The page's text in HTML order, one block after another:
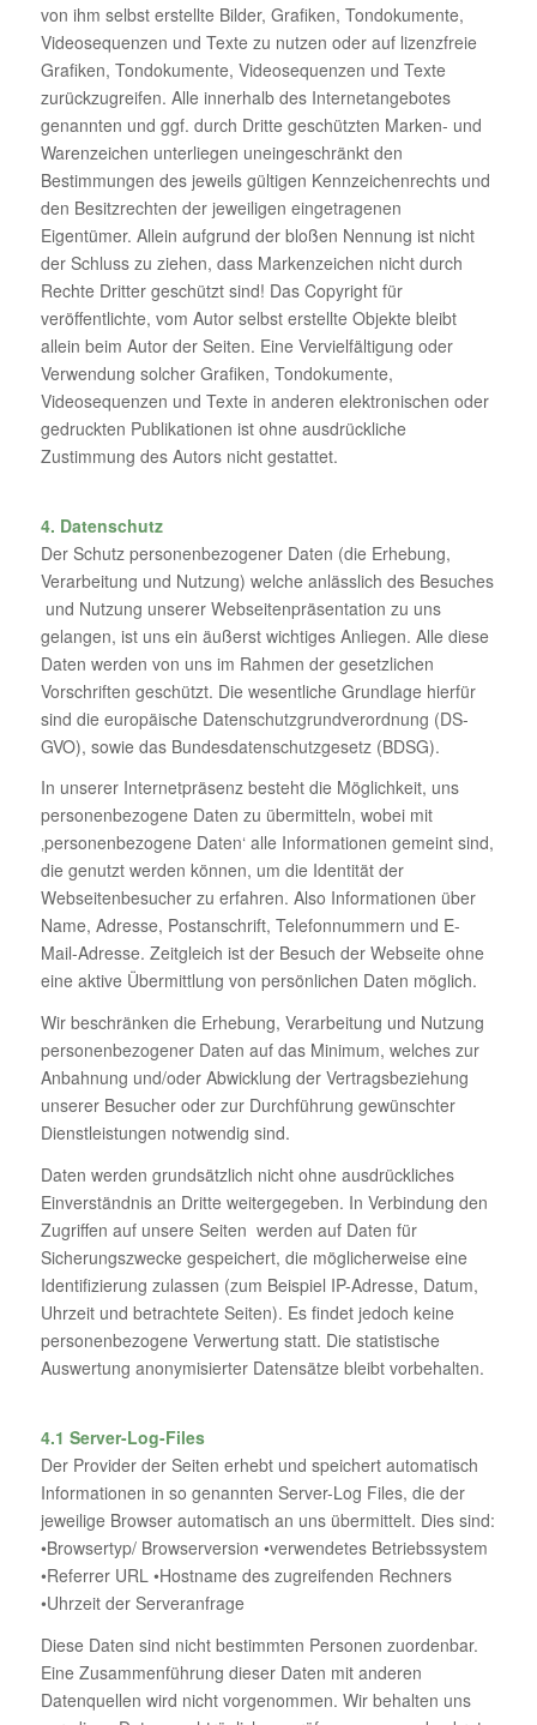
von ihm selbst erstellte Bilder, Grafiken, Tondokumente,
Videosequenzen und Texte zu nutzen oder auf lizenzfreie
Grafiken, Tondokumente, Videosequenzen und Texte
zurückzugreifen. Alle innerhalb des Internetangebotes
genannten und ggf. durch Dritte geschützten Marken- und
Warenzeichen unterliegen uneingeschränkt den
Bestimmungen des jeweils gültigen Kennzeichenrechts und
den Besitzrechten der jeweiligen eingetragenen
Eigentümer. Allein aufgrund der bloßen Nennung ist nicht
der Schluss zu ziehen, dass Markenzeichen nicht durch
Rechte Dritter geschützt sind! Das Copyright für
veröffentlichte, vom Autor selbst erstellte Objekte bleibt
allein beim Autor der Seiten. Eine Vervielfältigung oder
Verwendung solcher Grafiken, Tondokumente,
Videosequenzen und Texte in anderen elektronischen oder
gedruckten Publikationen ist ohne ausdrückliche
Zustimmung des Autors nicht gestattet.
4. Datenschutz
Der Schutz personenbezogener Daten (die Erhebung,
Verarbeitung und Nutzung) welche anlässlich des Besuches
und Nutzung unserer Webseitenpräsentation zu uns
gelangen, ist uns ein äußerst wichtiges Anliegen. Alle diese
Daten werden von uns im Rahmen der gesetzlichen
Vorschriften geschützt. Die wesentliche Grundlage hierfür
sind die europäische Datenschutzgrundverordnung (DS-
GVO), sowie das Bundesdatenschutzgesetz (BDSG).
In unserer Internetpräsenz besteht die Möglichkeit, uns
personenbezogene Daten zu übermitteln, wobei mit
‚personenbezogene Daten‘ alle Informationen gemeint sind,
die genutzt werden können, um die Identität der
Webseitenbesucher zu erfahren. Also Informationen über
Name, Adresse, Postanschrift, Telefonnummern und E-
Mail-Adresse. Zeitgleich ist der Besuch der Webseite ohne
eine aktive Übermittlung von persönlichen Daten möglich.
Wir beschränken die Erhebung, Verarbeitung und Nutzung
personenbezogener Daten auf das Minimum, welches zur
Anbahnung und/oder Abwicklung der Vertragsbeziehung
unserer Besucher oder zur Durchführung gewünschter
Dienstleistungen notwendig sind.
Daten werden grundsätzlich nicht ohne ausdrückliches
Einverständnis an Dritte weitergegeben. In Verbindung den
Zugriffen auf unsere Seiten werden auf Daten für
Sicherungszwecke gespeichert, die möglicherweise eine
Identifizierung zulassen (zum Beispiel IP-Adresse, Datum,
Uhrzeit und betrachtete Seiten). Es findet jedoch keine
personenbezogene Verwertung statt. Die statistische
Auswertung anonymisierter Datensätze bleibt vorbehalten.
4.1 Server-Log-Files
Der Provider der Seiten erhebt und speichert automatisch
Informationen in so genannten Server-Log Files, die der
jeweilige Browser automatisch an uns übermittelt. Dies sind:
•Browsertyp/ Browserversion •verwendetes Betriebssystem
•Referrer URL •Hostname des zugreifenden Rechners
•Uhrzeit der Serveranfrage
Diese Daten sind nicht bestimmten Personen zuordenbar.
Eine Zusammenführung dieser Daten mit anderen
Datenquellen wird nicht vorgenommen. Wir behalten uns